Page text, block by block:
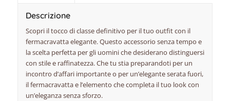
Descrizione
Scopri il tocco di classe definitivo per il tuo outfit con il
fermacravatta elegante. Questo accessorio senza tempo e
la scelta perfetta per gli uomini che desiderano distinguersi
con stile e raffinatezza. Che tu stia preparandoti per un
incontro d’affari importante o per un’elegante serata fuori,
il fermacravatta e l’elemento che completa il tuo look con
un’eleganza senza sforzo.